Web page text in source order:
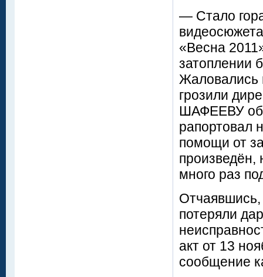
— Стало
«Весна
затоплении
Жаловались
грозили
ШАФЕЕВУ
рапортовал
помощи от
произведён,
много раз
Отчаявшись,
потеряли
акт от 13
сообщение